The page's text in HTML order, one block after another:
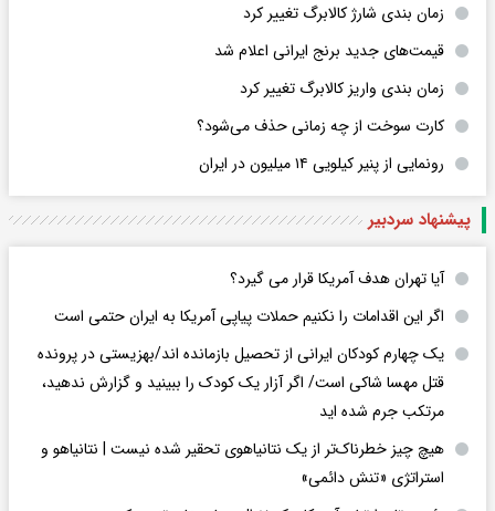
زمان بندی شارژ کالابرگ تغییر کرد
قیمت‌های جدید برنج ایرانی اعلام شد
زمان بندی واریز کالابرگ تغییر کرد
کارت سوخت از چه زمانی حذف می‌شود؟
رونمایی از پنیر کیلویی ۱۴ میلیون در ایران
پیشنهاد سردبیر
آیا تهران هدف آمریکا قرار می گیرد؟
اگر این اقدامات را نکنیم حملات پیاپی آمریکا به ایران حتمی است
یک چهارم کودکان ایرانی از تحصیل بازمانده اند/بهزیستی در پرونده
قتل مهسا شاکی است/ اگر آزار یک کودک را ببینید و گزارش ندهید،
مرتکب جرم شده اید
هیچ چیز خطرناک‌تر از یک نتانیاهوی تحقیر شده نیست | نتانیاهو و
استراتژی «تنش دائمی»